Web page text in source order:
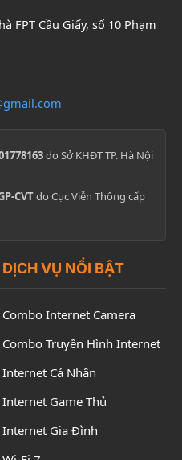
FPT Cầu Giấy, số 10 Phạm
do Sở KHĐT TP. Hà Nội
CVTdo Cục Viễn Thông cấp
DỊCH VỤ NỔI BẬT
Combo Internet Camera
Combo Truyền Hình Internet
Internet Cá Nhân
Internet Game Thủ
Internet Gia Đình